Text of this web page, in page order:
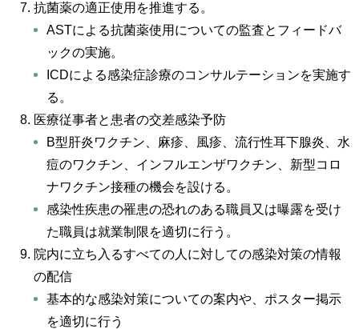
抗菌薬の適正使用を推進する。
ASTによる抗菌薬使用についての監査とフィードバ
ックの実施。
ICDによる感染症診療のコンサルテーションを実施す
る。
医療従事者と患者の交差感染予防
B型肝炎ワクチン、麻疹、風疹、流行性耳下腺炎、水
痘のワクチン、インフルエンザワクチン、新型コロ
ナワクチン接種の機会を設ける。
感染性疾患の罹患の恐れのある職員又は曝露を受け
た職員は就業制限を適切に行う。
院内に立ち入るすべての人に対しての感染対策の情報
の配信
基本的な感染対策についての案内や、ポスター掲示
を適切に行う